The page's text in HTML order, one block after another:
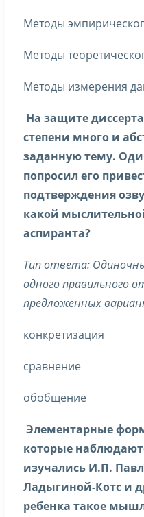
Методы
Методы
Методы измерения
На защите
степени много и
заданную тему.
попросил его
подтверждения
какой
аспиранта?
Тип ответа:
одного правильного
предложенных
конкретизация
сравнение
обобщение
Элементарные
которые
изучались И.П.
Ладыгиной-Котс и
ребенка такое